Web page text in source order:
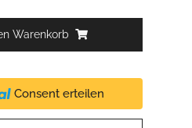
Warenkorb
Consent erteilen